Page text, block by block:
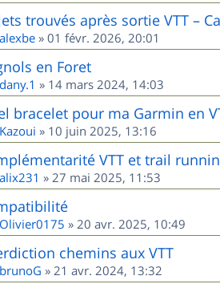
trouvés après sortie VTT –
alexbe » 01 févr. 2026, 20:01
en Foret
dany.1 » 14 mars 2024, 14:03
bracelet pour ma Garmin en
Kazoui » 10 juin 2025, 13:16
VTT et trail
alix231 » 27 mai 2025, 11:53
Olivier0175 » 20 avr. 2025, 10:49
chemins aux VTT
brunoG » 21 avr. 2024, 13:32